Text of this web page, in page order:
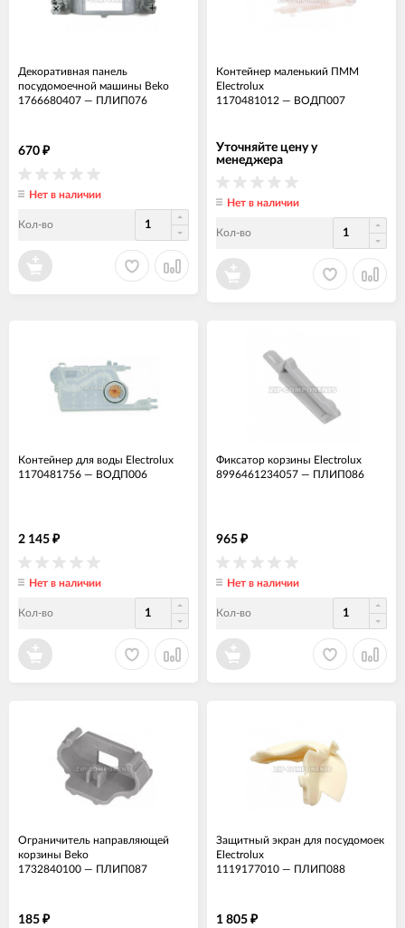
Декоративная панель
посудомоечной машины Beko
1766680407 — ПЛИП076
670 ₽
Нет в наличии
Кол-во
Контейнер маленький ПММ
Electrolux
1170481012 — ВОДП007
Уточняйте цену у
менеджера
Нет в наличии
Кол-во
Контейнер для воды Electrolux
1170481756 — ВОДП006
2 145 ₽
Нет в наличии
Кол-во
Фиксатор корзины Electrolux
8996461234057 — ПЛИП086
965 ₽
Нет в наличии
Кол-во
Ограничитель направляющей
корзины Beko
1732840100 — ПЛИП087
185 ₽
Защитный экран для посудомоек
Electrolux
1119177010 — ПЛИП088
1 805 ₽